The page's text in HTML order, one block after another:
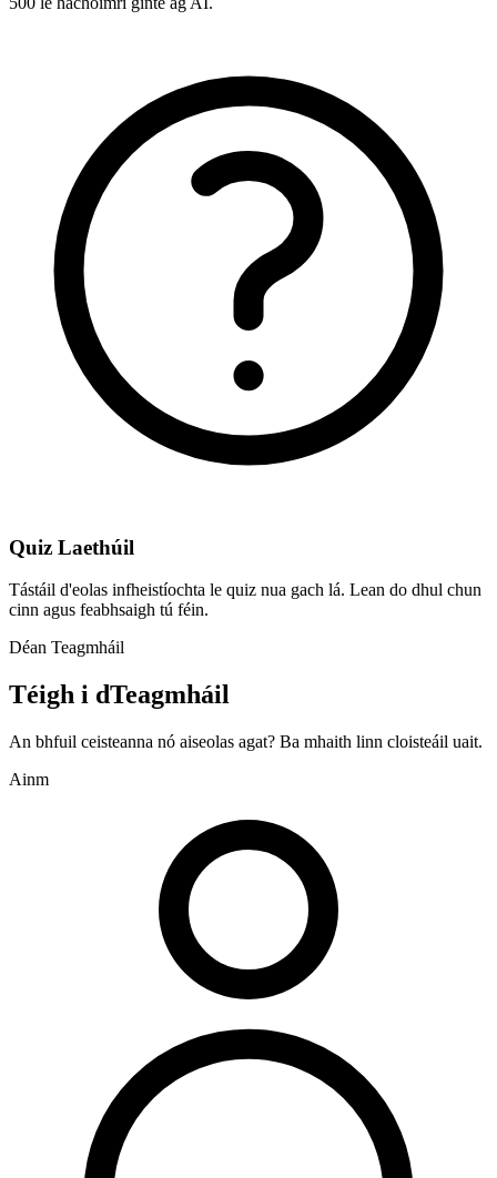
Quiz Laethúil
Tástáil d'eolas infheistíochta le quiz nua gach lá. Lean do dhul chun
cinn agus feabhsaigh tú féin.
Déan Teagmháil
Téigh i dTeagmháil
An bhfuil ceisteanna nó aiseolas agat? Ba mhaith linn cloisteáil uait.
Ainm